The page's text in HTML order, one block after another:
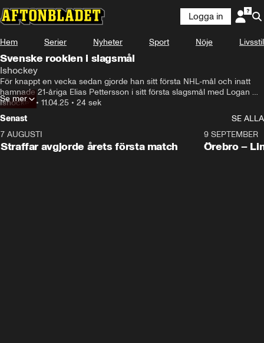
Logga in
Hem Serier Nyheter Sport Nöje Livsstil
Svenske rookien i slagsmål
Ishockey
För knappt en vecka sedan gjorde han sitt första NHL-mål och inatt
hamnade 21-åriga Elias Pettersson i sitt första slagsmål med Logan
O'Connor
Ishockey• 11.04.25 • 24 sek
Se mer
Senast
SE ALLA
7 AUGUSTI
Straffar avgjorde årets första match
Plus
9 SEPTEMBER
Örebro –